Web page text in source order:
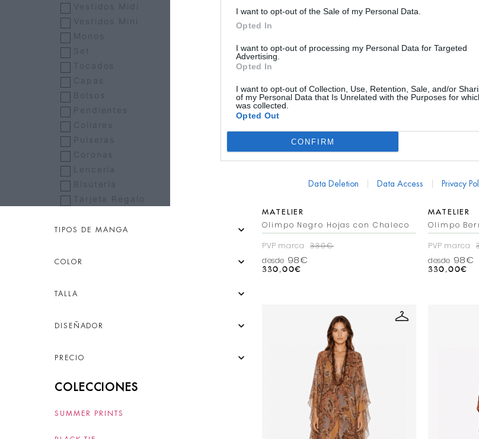
I want to opt-out of the Sale of my Personal Data.
Opted In
I want to opt-out of processing my Personal Data for Targeted
Advertising.
Opted In
I want to opt-out of Collection, Use, Retention, Sale, and/or
of my Personal Data that Is Unrelated with the Purposes for
was collected.
Opted Out
CONFIRM
Data Deletion Data Access Privacy
TIPOS DE MANGA
COLOR
TALLA
DISEÑADOR
PRECIO
COLECCIONES
SUMMER PRINTS
MATELIER
Olimpo Negro Hojas con Chaleco
PVP marca
330€
desde 98€
330,00€
MATELIER
Olimpo
PVP marca
desde 98€
330,00€